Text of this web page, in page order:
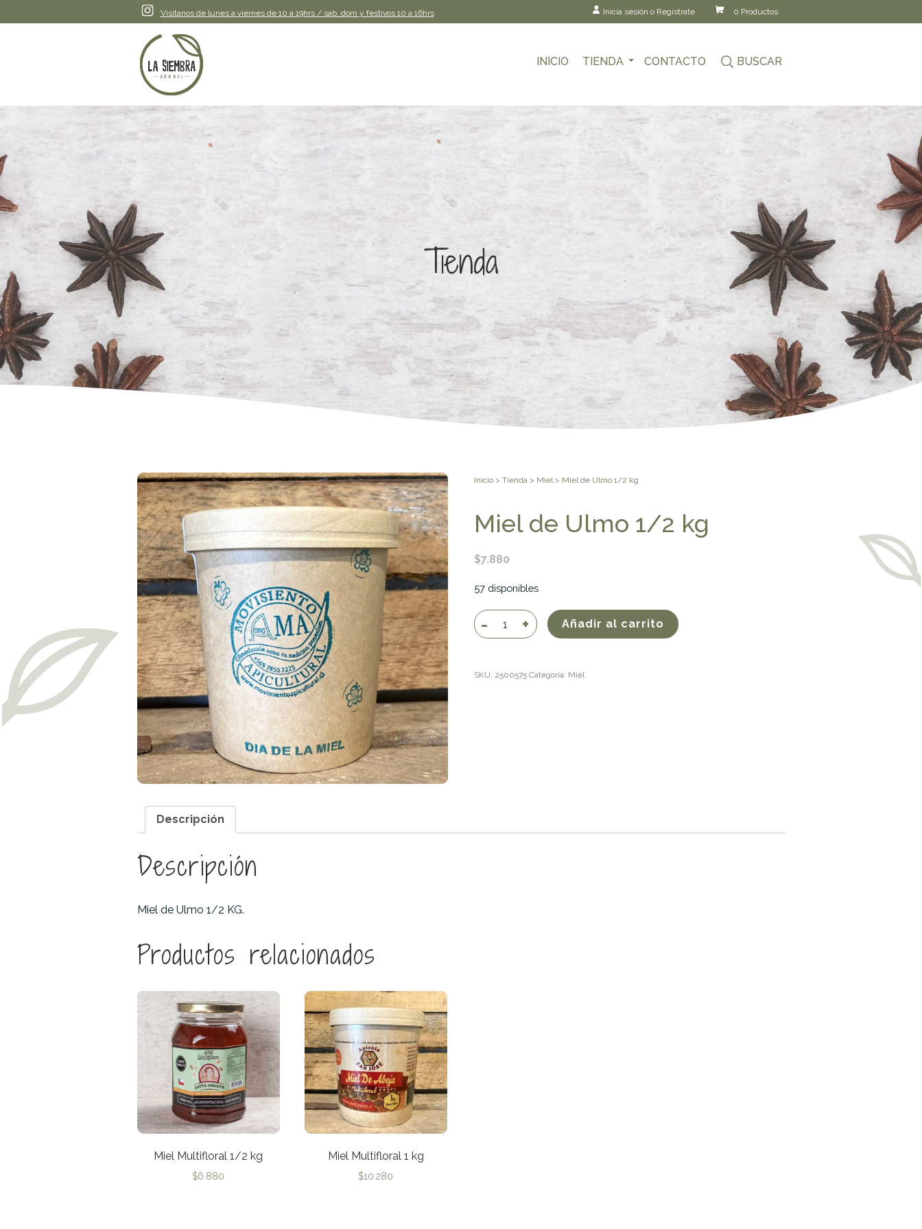
Visítanos de lunes a viernes de 10 a 19hrs / sab, dom y festivos 10 a 16hrs Inicia sesión o Regístrate 0 Productos
INICIO TIENDA CONTACTO BUSCAR
Tienda
Inicio> Tienda> Miel> Miel de Ulmo 1/2 kg
Miel de Ulmo 1/2 kg
$7.880
57 disponibles
Miel
de
kg
Añadir al carrito
SKU: 2500575 Categoría: Miel
Descripción
Descripción
Miel de Ulmo 1/2 KG.
Productos relacionados
Miel Multifloral 1/2 kg
$6.880
Miel Multifloral 1 kg
$10.280